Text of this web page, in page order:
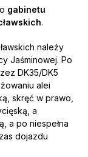
gabinetu
.
należy
Jaśminowej. Po
DK35/DK5
alei
skręć w prawo,
a
a po niespełna
dojazdu